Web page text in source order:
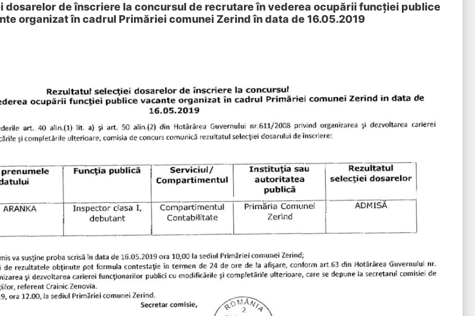
dosarelor de înscriere la concursul de recrutare în vederea ocupării funcției publice
organizat în cadrul Primăriei comunei Zerind în data de 16.05.2019